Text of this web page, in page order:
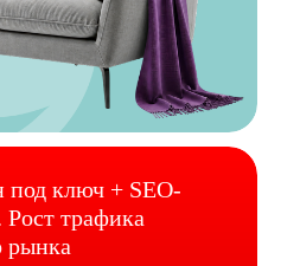
ключ + SEO-
Рост трафика
рынка